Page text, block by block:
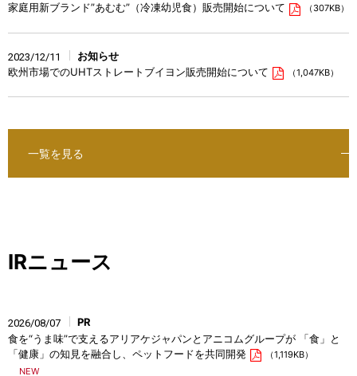
家庭用新ブランド”あむむ”（冷凍幼児食）販売開始について
（307KB）
2023/12/11
お知らせ
欧州市場でのUHTストレートブイヨン販売開始について
（1,047KB）
一覧を見る
IRニュース
2026/08/07
PR
食を“うま味”で支えるアリアケジャパンとアニコムグループが 「食」と
「健康」の知見を融合し、ペットフードを共同開発
（1,119KB）